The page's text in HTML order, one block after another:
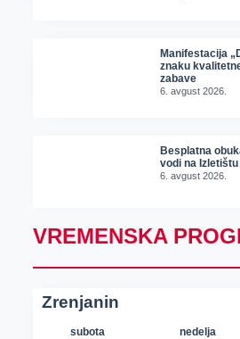
Manifestacija
znaku
zabave
6. avgust 2026.
Besplatna
vodi na
6. avgust 2026.
VREMENSKA